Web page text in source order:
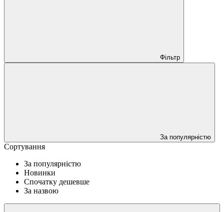
Фільтр
За популярністю
Сортування
За популярністю
Новинки
Спочатку дешевше
За назвою